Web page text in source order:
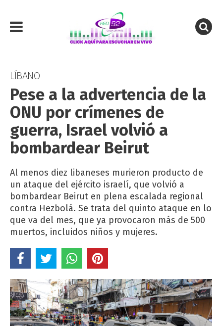
LÍBANO
Pese a la advertencia de la
ONU por crímenes de
guerra, Israel volvió a
bombardear Beirut
Al menos diez libaneses murieron producto de
un ataque del ejército israelí, que volvió a
bombardear Beirut en plena escalada regional
contra Hezbolá. Se trata del quinto ataque en lo
que va del mes, que ya provocaron más de 500
muertos, incluidos niños y mujeres.